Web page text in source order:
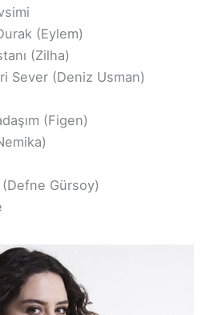
(Eylem)
(Zilha)
Sever (Deniz Usman)
(Figen)
Gürsoy)